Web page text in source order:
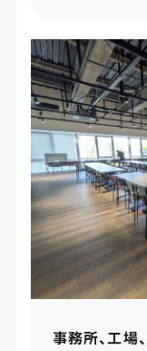
事務所、工場